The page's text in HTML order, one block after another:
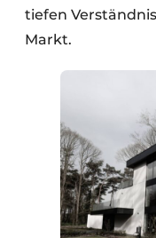
tiefen
Markt.